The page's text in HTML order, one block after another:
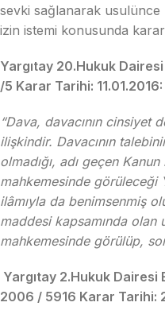
sevki sağlanarak usulünce
izin istemi konusunda
Yargıtay 20.Hukuk
/5 Karar Tarihi: 11.01.2016:
“Dava, davacının cinsiyet
ilişkindir. Davacının
olmadığı, adı geçen
mahkemesinde görüleceği
ilâmıyla da benimsenmiş
maddesi kapsamında olan
mahkemesinde görülüp,
Yargıtay 2.Hukuk
2006 / 5916 Karar Tarihi: